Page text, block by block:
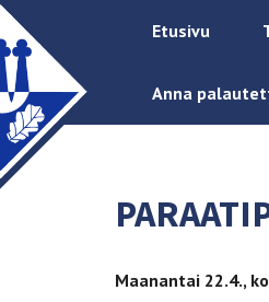
Etusivu
Anna
Maanantai 22.4.,